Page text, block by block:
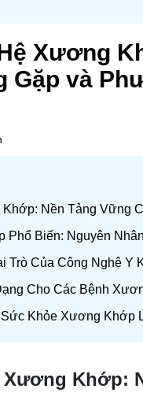
Xương
Gặp và
Nền Tảng Vững
Phổ Biến: Nguyên
Trò Của Công Nghệ Y
Cho Các Bệnh
Khỏe Xương Khớp
Xương Khớp: